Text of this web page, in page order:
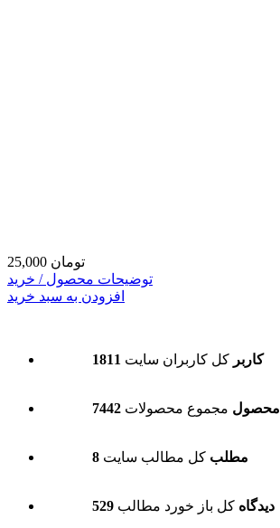
25,000 تومان
توضیحات محصول / خرید
افزودن به سبد خرید
1811 کاربر کل کاربران سایت
7442 محصول مجموع محصولات
8 مطلب کل مطالب سایت
529 دیدگاه کل باز خورد مطالب